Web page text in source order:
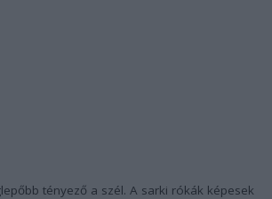
tényező a szél. A sarki rókák képesek